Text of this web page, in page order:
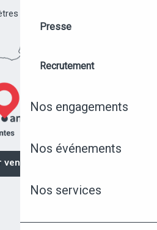
NOS ÉQUIPEMENTS
NOUS CONTACTER
Presse
Recrutement
Nos engagements
Nos événements
Nos services
des cookies
?